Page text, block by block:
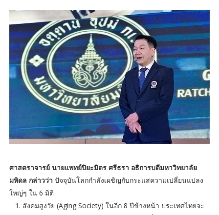
ศาสตราจารย์ นายแพทย์ปิยะมิตร ศรีธรา อธิการบดีมหาวิทยาลัย
มหิดล กล่าวว่า ปัจจุบันโลกกำลังเผชิญกับกระแสความเปลี่ยนแปลง
ใหญ่ๆ ใน 6 มิติ
1. สังคมสูงวัย (Aging Society) ในอีก 8 ปีข้างหน้า ประเทศไทยจะ